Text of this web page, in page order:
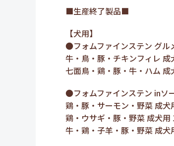
■生産終了製品■
【犬用】
●フォムファインステン グル
牛・鳥・豚・チキンフィレ
七面鳥・鶏・豚・牛・ハム
●フォムファインステン inソ
鶏・豚・サーモン・野菜 成
鶏・ウサギ・豚・野菜 成犬
牛・鶏・子羊・豚・野菜 成